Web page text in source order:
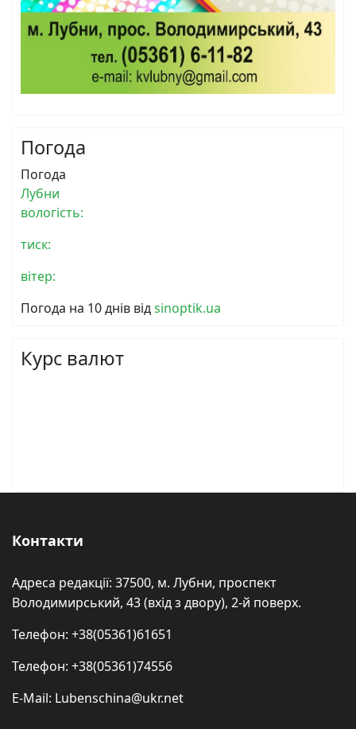
Погода
Погода
Лубни
вологість:
тиск:
вітер:
Погода на 10 днів відsinoptik.ua
Курс валют
Контакти
Адреса редакції: 37500, м. Лубни, проспект
Володимирський, 43 (вхід з двору), 2-й поверх.
Телефон: +38(05361)61651
Телефон: +38(05361)74556
E-Mail: Lubenschina@ukr.net